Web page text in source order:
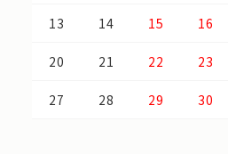
13 14 15 16
20 21 22 23
27 28 29 30